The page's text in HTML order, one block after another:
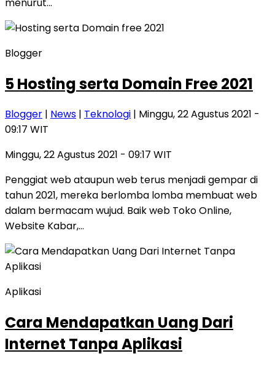
Blogger
5 Hosting serta Domain Free 2021
Blogger | News | Teknologi | Minggu, 22 Agustus 2021 -
09:17 WIT
Minggu, 22 Agustus 2021 - 09:17 WIT
Penggiat web ataupun web terus menjadi gempar di
tahun 2021, mereka berlomba lomba membuat web
dalam bermacam wujud. Baik web Toko Online,
Website Kabar,…
Aplikasi
Cara Mendapatkan Uang Dari
Internet Tanpa Aplikasi